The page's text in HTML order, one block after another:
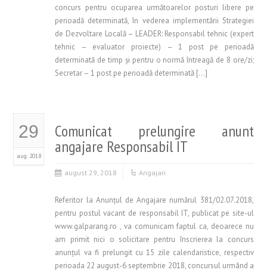
concurs pentru ocuparea următoarelor posturi libere pe
perioadă determinată, în vederea implementării Strategiei
de Dezvoltare Locală – LEADER: Responsabil tehnic (expert
tehnic – evaluator proiecte) – 1 post pe perioadă
determinată de timp şi pentru o normă întreagă de 8 ore/zi;
Secretar – 1 post pe perioadă determinată […]
29
aug. 2018
Comunicat prelungire anunt
angajare Responsabil IT
august 29, 2018 Angajari
Referitor la Anunţul de Angajare numărul 381/02.07.2018,
pentru postul vacant de responsabil IT, publicat pe site-ul
www.galparang.ro , va comunicam faptul ca, deoarece nu
am primit nici o solicitare pentru înscrierea la concurs
anunţul va fi prelungit cu 15 zile calendaristice, respectiv
perioada 22 august-6 septembrie 2018, concursul urmând a